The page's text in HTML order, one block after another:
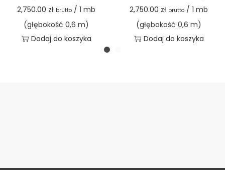
2,750.00 zł brutto / 1 mb
(głębokość 0,6 m)
Dodaj do koszyka
2,750.00 zł brutto / 1 mb
(głębokość 0,6 m)
Dodaj do koszyka